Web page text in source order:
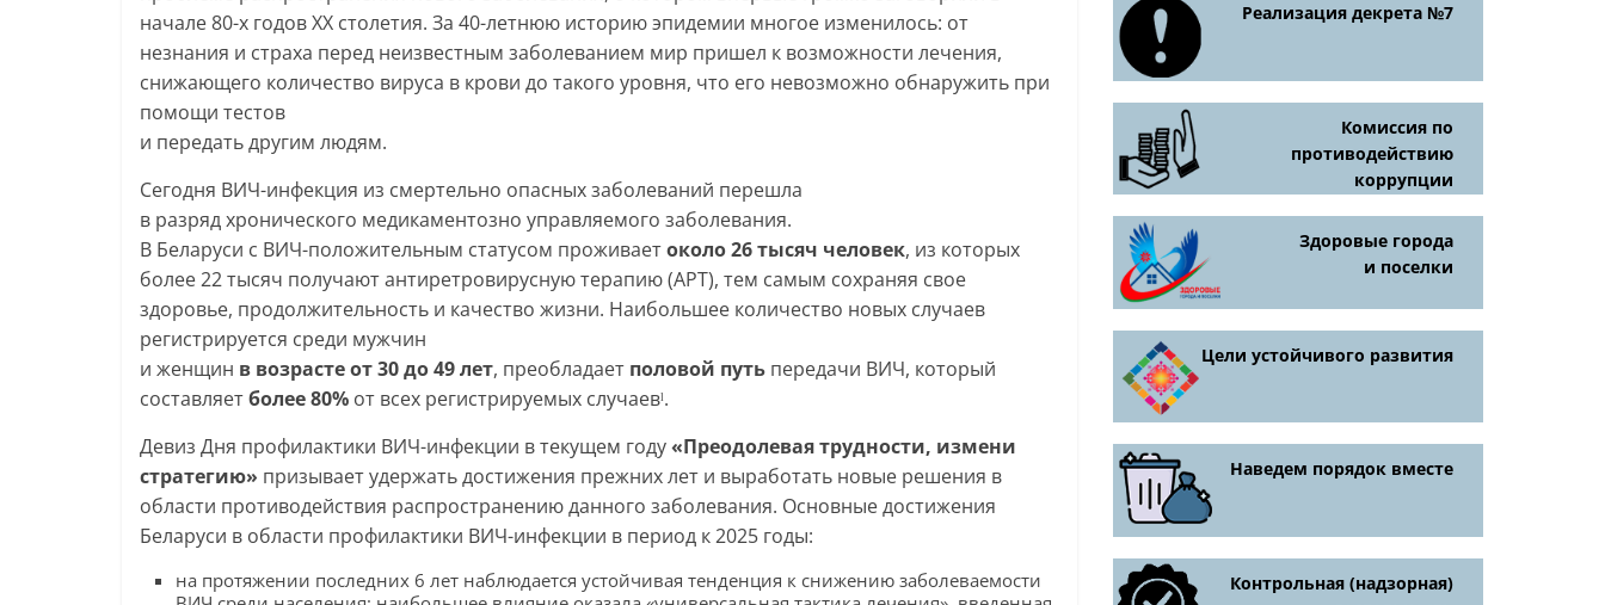
начале 80-х годов ХХ столетия. За 40-летнюю историю эпидемии многое изменилось: от
незнания и страха перед неизвестным заболеванием мир пришел к возможности лечения,
снижающего количество вируса в крови до такого уровня, что его невозможно обнаружить при
помощи тестов
и передать другим людям.
Сегодня ВИЧ-инфекция из смертельно опасных заболеваний перешла
в разряд хронического медикаментозно управляемого заболевания.
В Беларуси с ВИЧ-положительным статусом проживаетоколо 26 тысяч человек, из которых
более 22 тысяч получают антиретровирусную терапию (АРТ), тем самым сохраняя свое
здоровье, продолжительность и качество жизни. Наибольшее количество новых случаев
регистрируется среди мужчин
и женщин в возрасте от 30 до 49 лет, преобладает половой путь передачи ВИЧ, который
составляетболее 80% от всех регистрируемых случаевˡ.
Девиз Дня профилактики ВИЧ-инфекции в текущем году«Преодолевая трудности, измени
стратегию» призывает удержать достижения прежних лет и выработать новые решения в
области противодействия распространению данного заболевания. Основные достижения
Беларуси в области профилактики ВИЧ-инфекции в период к 2025 годы:
на протяжении последних 6 лет наблюдается устойчивая тенденция к снижению заболеваемости
Реализация декрета №7
Комиссия по
противодействию
коррупции
Здоровые города
и поселки
Цели устойчивого развития
Наведем порядок вместе
Контрольная (надзорная)